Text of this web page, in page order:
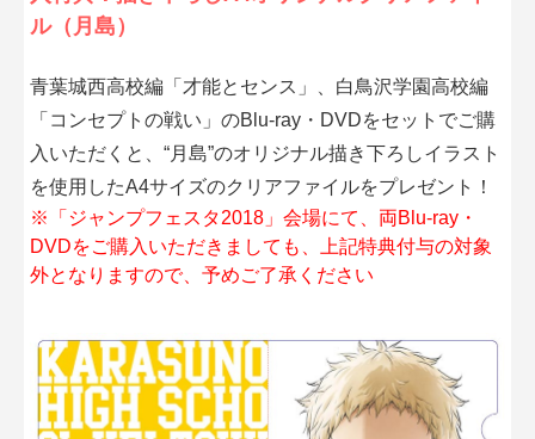
ル（月島）
青葉城西高校編「才能とセンス」、白鳥沢学園高校編
「コンセプトの戦い」のBlu-ray・DVDをセットでご購
入いただくと、“月島”のオリジナル描き下ろしイラスト
を使用したA4サイズのクリアファイルをプレゼント！
※「ジャンプフェスタ2018」会場にて、両Blu-ray・
DVDをご購入いただきましても、上記特典付与の対象
外となりますので、予めご了承ください